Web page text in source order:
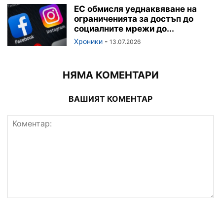
ЕС обмисля уеднаквяване на
ограниченията за достъп до
социалните мрежи до...
Хроники - 13.07.2026
НЯМА КОМЕНТАРИ
ВАШИЯТ КОМЕНТАР